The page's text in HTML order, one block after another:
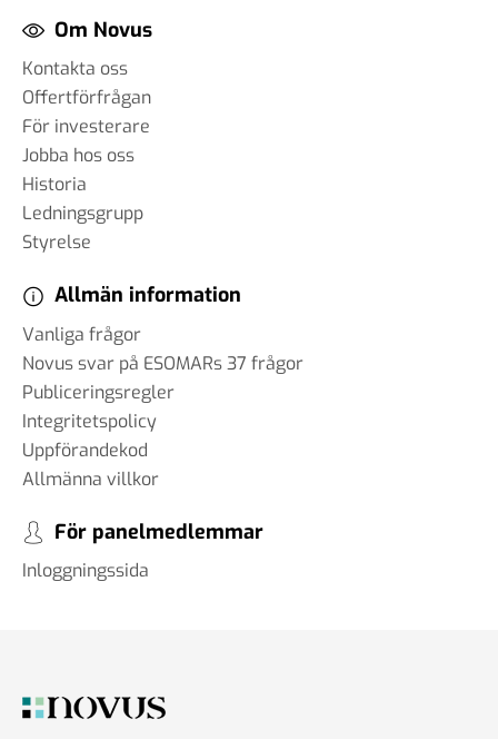
Om Novus
Kontakta oss
Offertförfrågan
För investerare
Jobba hos oss
Historia
Ledningsgrupp
Styrelse
Allmän information
Vanliga frågor
Novus svar på ESOMARs 37 frågor
Publiceringsregler
Integritetspolicy
Uppförandekod
Allmänna villkor
För panelmedlemmar
Inloggningssida